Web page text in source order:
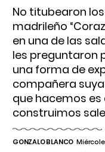
No titubearon
madrileño
en una de las
les preguntaron
una forma de
compañera suya
que hacemos
construimos
GONZALO BLANCO